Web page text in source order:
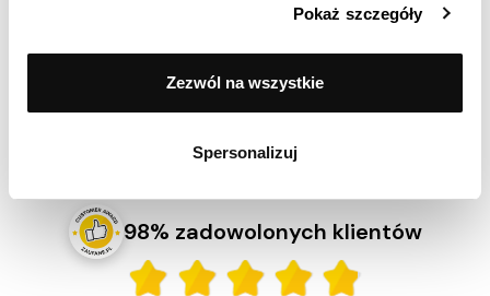
Pokaż szczegóły
Zezwól na wszystkie
Spersonalizuj
98% zadowolonych klientów